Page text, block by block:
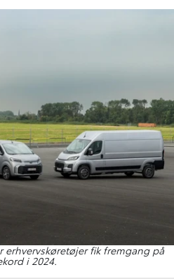
erhvervskøretøjer fik fremgang på
i 2024.